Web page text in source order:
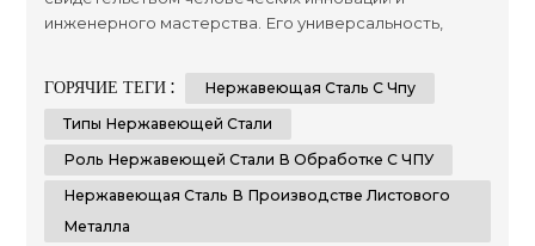
инженерного мастерства. Его универсальность,
отраслях промышленности. В этой статье мы
отправимся в путешествие, чтобы проанализировать
типы нержавеющей стали и углубиться в ее
неотъемлемую роль в механической обработке с
ЧПУ и...
ГОРЯЧИЕ ТЕГИ :
Нержавеющая Сталь С Чпу
Типы Нержавеющей Стали
Роль Нержавеющей Стали В Обработке С ЧПУ
Нержавеющая Сталь В Производстве Листового
Металла